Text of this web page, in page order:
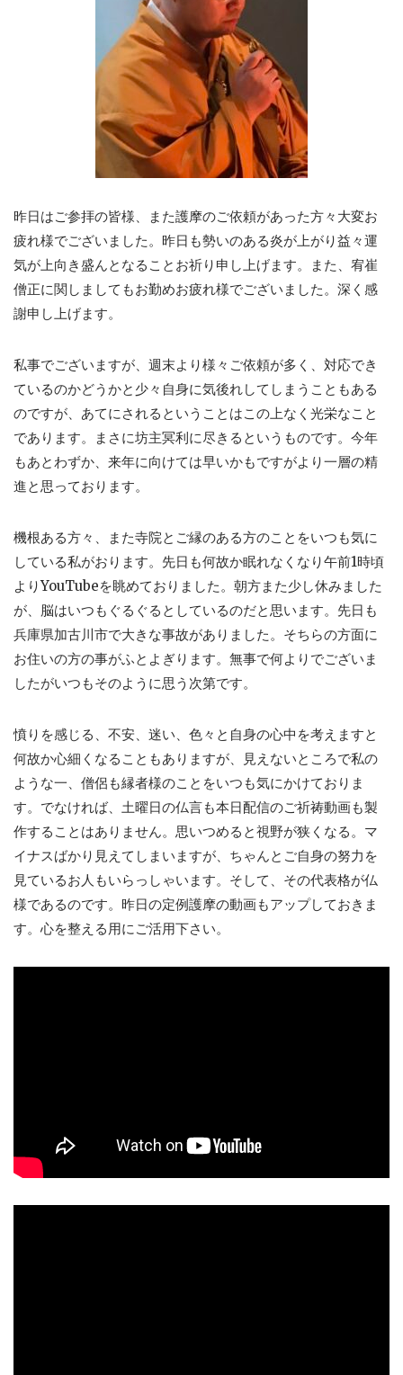
昨日はご参拝の皆様、また護摩のご依頼があった方々大変お
疲れ様でございました。昨日も勢いのある炎が上がり益々運
気が上向き盛んとなることお祈り申し上げます。また、宥崔
僧正に関しましてもお勤めお疲れ様でございました。深く感
謝申し上げます。
私事でございますが、週末より様々ご依頼が多く、対応でき
ているのかどうかと少々自身に気後れしてしまうこともある
のですが、あてにされるということはこの上なく光栄なこと
であります。まさに坊主冥利に尽きるというものです。今年
もあとわずか、来年に向けては早いかもですがより一層の精
進と思っております。
機根ある方々、また寺院とご縁のある方のことをいつも気に
している私がおります。先日も何故か眠れなくなり午前1時頃
よりYouTubeを眺めておりました。朝方また少し休みました
が、脳はいつもぐるぐるとしているのだと思います。先日も
兵庫県加古川市で大きな事故がありました。そちらの方面に
お住いの方の事がふとよぎります。無事で何よりでございま
したがいつもそのように思う次第です。
憤りを感じる、不安、迷い、色々と自身の心中を考えますと
何故か心細くなることもありますが、見えないところで私の
ような一、僧侶も縁者様のことをいつも気にかけておりま
す。でなければ、土曜日の仏言も本日配信のご祈祷動画も製
作することはありません。思いつめると視野が狭くなる。マ
イナスばかり見えてしまいますが、ちゃんとご自身の努力を
見ているお人もいらっしゃいます。そして、その代表格が仏
様であるのです。昨日の定例護摩の動画もアップしておきま
す。心を整える用にご活用下さい。